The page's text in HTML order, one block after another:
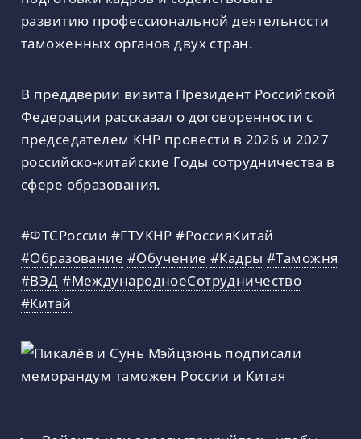
развитию профессиональной деятельности
таможенных органов двух стран.
В преддверии визита Президент Российской
Федерации рассказал о договоренности с
председателем КНР провести в 2026 и 2027
российско-китайские Годы сотрудничества в
сфере образования.
#ФТСРоссии #ГТУКНР #РоссияКитай
#Образование #Обучение #Кадры #Таможня
#ВЭД #МеждународноеСотрудничество
#Китай